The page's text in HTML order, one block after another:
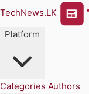
TechNews.LK
Platform
Categories Authors